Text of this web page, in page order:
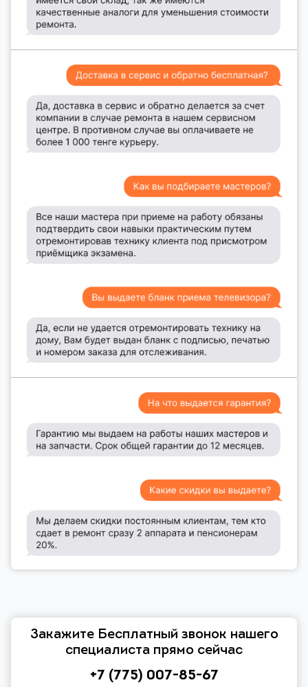
Закажите Бесплатный звонок нашего
специалиста прямо сейчас
+7 (775) 007-85-67